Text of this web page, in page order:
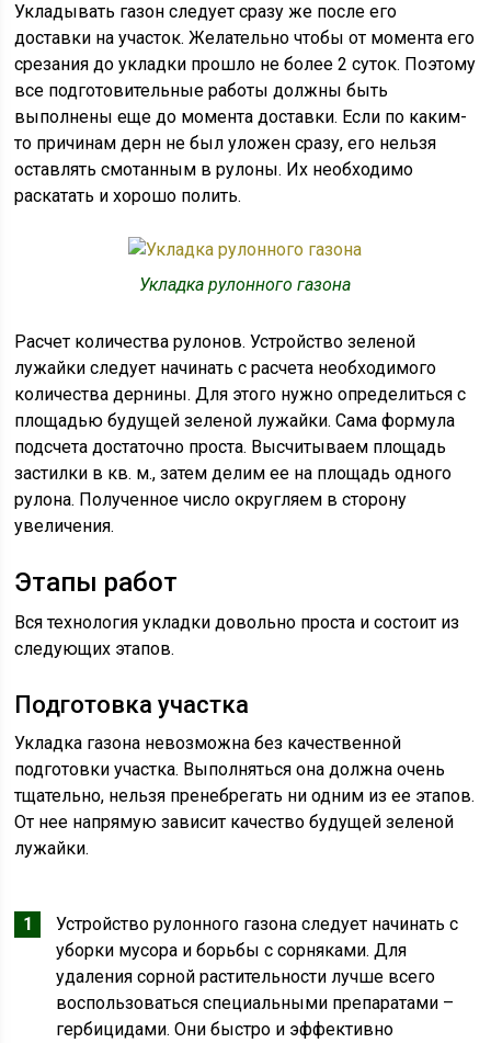
Укладывать газон следует сразу же после его
доставки на участок. Желательно чтобы от момента его
срезания до укладки прошло не более 2 суток. Поэтому
все подготовительные работы должны быть
выполнены еще до момента доставки. Если по каким-
то причинам дерн не был уложен сразу, его нельзя
оставлять смотанным в рулоны. Их необходимо
раскатать и хорошо полить.
Укладка рулонного газона
Расчет количества рулонов. Устройство зеленой
лужайки следует начинать с расчета необходимого
количества дернины. Для этого нужно определиться с
площадью будущей зеленой лужайки. Сама формула
подсчета достаточно проста. Высчитываем площадь
застилки в кв. м., затем делим ее на площадь одного
рулона. Полученное число округляем в сторону
увеличения.
Этапы работ
Вся технология укладки довольно проста и состоит из
следующих этапов.
Подготовка участка
Укладка газона невозможна без качественной
подготовки участка. Выполняться она должна очень
тщательно, нельзя пренебрегать ни одним из ее этапов.
От нее напрямую зависит качество будущей зеленой
лужайки.
Устройство рулонного газона следует начинать с
уборки мусора и борьбы с сорняками. Для
удаления сорной растительности лучше всего
воспользоваться специальными препаратами –
гербицидами. Они быстро и эффективно